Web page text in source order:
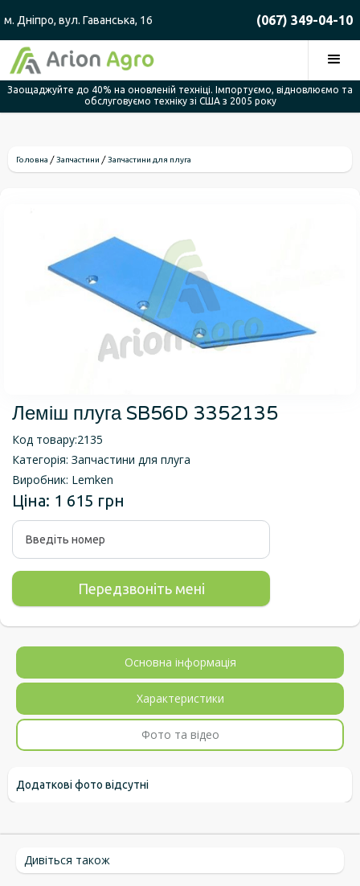
м. Дніпро, вул. Гаванська, 16 (067) 349-04-10
Заощаджуйте до 40% на оновленій техніці. Імпортуємо, відновлюємо та
обслуговуємо техніку зі США з 2005 року
Головна Запчастини Запчастини для плуга
Леміш плуга SB56D 3352135
Код товару:2135
Категорія: Запчастини для плуга
Виробник: Lemken
Ціна: 1 615 грн
Основна інформація
Характеристики
Фото та відео
Додаткові фото відсутні
Дивіться також